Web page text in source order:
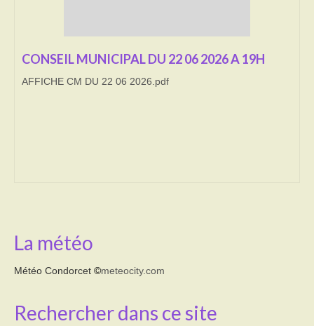
Cimetière
Culte
CONSEIL MUNICIPAL DU 22 06 2026 A 19H
AFFICHE CM DU 22 06 2026.pdf
La météo
Météo Condorcet ©meteocity.com
Rechercher dans ce site